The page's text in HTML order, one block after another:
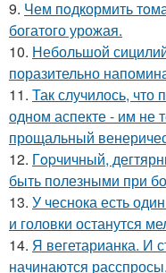
9. Чем пoдкормить
богатого урожая.
10. Небольшой
поразительно
11. Так случилось, что
одном аспекте - им не
прощальный
12. Гopчичный,
быть полезными при
13. У чеснока есть
и головки останутся
14. Я вегетарианка. И
начинаются